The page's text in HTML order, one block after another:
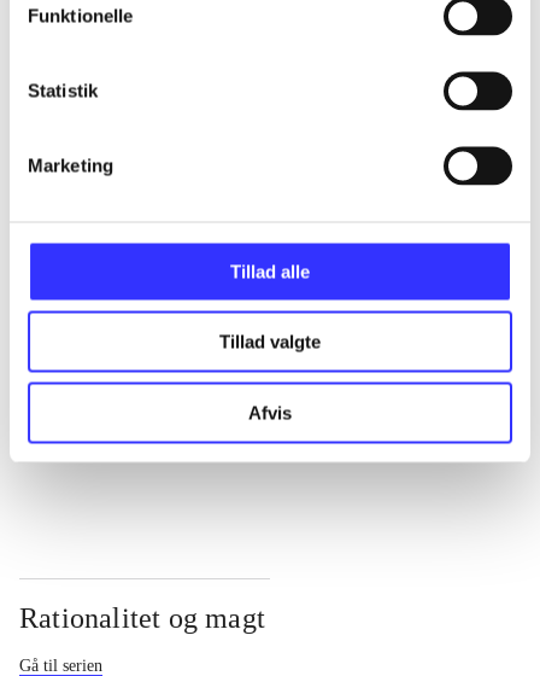
Funktionelle
Statistik
Marketing
Tillad alle
Tillad valgte
Afvis
Artikler
Rationalitet og magt
Gå til serien